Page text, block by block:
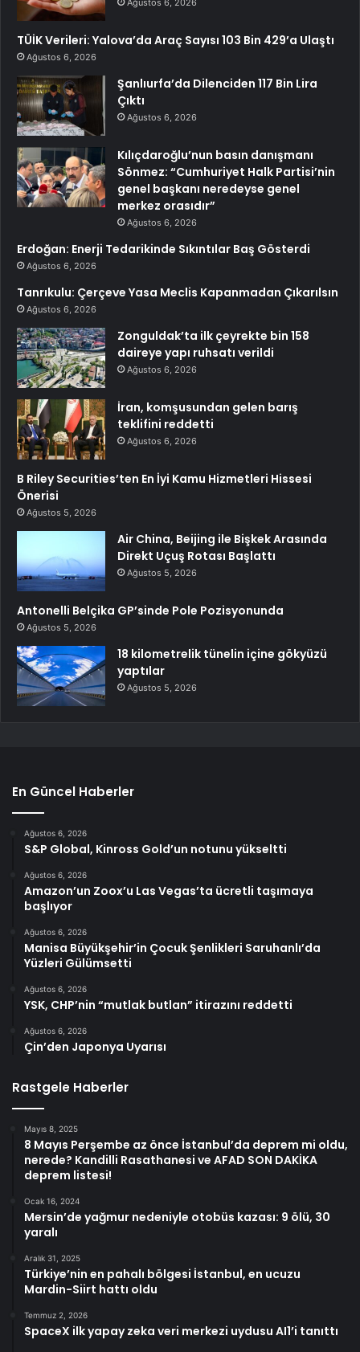
Ağustos 6, 2026
TÜİK Verileri: Yalova’da Araç Sayısı 103 Bin 429’a Ulaştı
Ağustos 6, 2026
Şanlıurfa’da Dilenciden 117 Bin Lira
Çıktı
Ağustos 6, 2026
Kılıçdaroğlu’nun basın danışmanı
Sönmez: “Cumhuriyet Halk Partisi’nin
genel başkanı neredeyse genel
merkez orasıdır”
Ağustos 6, 2026
Erdoğan: Enerji Tedarikinde Sıkıntılar Baş Gösterdi
Ağustos 6, 2026
Tanrıkulu: Çerçeve Yasa Meclis Kapanmadan Çıkarılsın
Ağustos 6, 2026
Zonguldak’ta ilk çeyrekte bin 158
daireye yapı ruhsatı verildi
Ağustos 6, 2026
İran, komşusundan gelen barış
teklifini reddetti
Ağustos 6, 2026
B Riley Securities’ten En İyi Kamu Hizmetleri Hissesi
Önerisi
Ağustos 5, 2026
Air China, Beijing ile Bişkek Arasında
Direkt Uçuş Rotası Başlattı
Ağustos 5, 2026
Antonelli Belçika GP’sinde Pole Pozisyonunda
Ağustos 5, 2026
18 kilometrelik tünelin içine gökyüzü
yaptılar
Ağustos 5, 2026
En Güncel Haberler
Ağustos 6, 2026
S&P Global, Kinross Gold’un notunu yükseltti
Ağustos 6, 2026
Amazon’un Zoox’u Las Vegas’ta ücretli taşımaya
başlıyor
Ağustos 6, 2026
Manisa Büyükşehir’in Çocuk Şenlikleri Saruhanlı’da
Yüzleri Gülümsetti
Ağustos 6, 2026
YSK, CHP’nin “mutlak butlan” itirazını reddetti
Ağustos 6, 2026
Çin’den Japonya Uyarısı
Rastgele Haberler
Mayıs 8, 2025
8 Mayıs Perşembe az önce İstanbul’da deprem mi oldu,
nerede? Kandilli Rasathanesi ve AFAD SON DAKİKA
deprem listesi!
Ocak 16, 2024
Mersin’de yağmur nedeniyle otobüs kazası: 9 ölü, 30
yaralı
Aralık 31, 2025
Türkiye’nin en pahalı bölgesi İstanbul, en ucuzu
Mardin-Siirt hattı oldu
Temmuz 2, 2026
SpaceX ilk yapay zeka veri merkezi uydusu AI1’i tanıttı